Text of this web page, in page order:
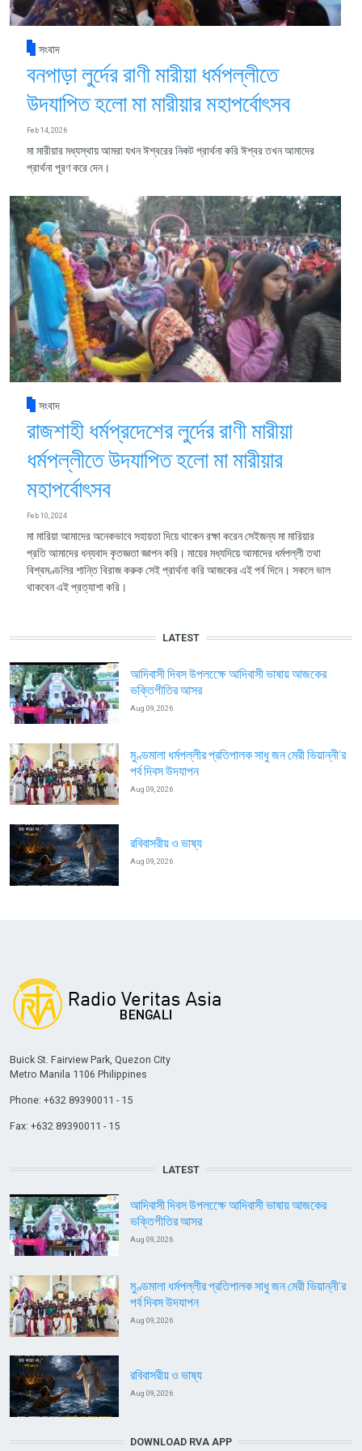
সংবাদ
বনপাড়া লুর্দের রাণী মারীয়া ধর্মপল্লীতে
উদযাপিত হলো মা মারীয়ার মহাপর্বোৎসব
Feb 14, 2026
মা মারীয়ার মধ্যস্থায় আমরা যখন ঈশ্বরের নিকট প্রার্থনা করি ঈশ্বর তখন আমাদের
প্রার্থনা পূরণ করে দেন।
সংবাদ
রাজশাহী ধর্মপ্রদেশের লুর্দের রাণী মারীয়া
ধর্মপল্লীতে উদযাপিত হলো মা মারীয়ার
মহাপর্বোৎসব
Feb 10, 2024
মা মারিয়া আমাদের অনেকভাবে সহায়তা দিয়ে থাকেন রক্ষা করেন সেইজন্য মা মারিয়ার
প্রতি আমাদের ধন্যবাদ কৃতজ্ঞতা জ্ঞাপন করি। মায়ের মধ্যদিয়ে আমাদের ধর্মপল্লী তথা
বিশ্বমণ্ডলির শান্তি বিরাজ করুক সেই প্রার্থনা করি আজকের এই পর্ব দিনে। সকলে ভাল
থাকবেন এই প্রত্যাশা করি।
LATEST
আদিবাসী দিবস উপলক্ষেে আদিবাসী ভাষায় আজকের
ভক্তিগীতির আসর
Aug 09, 2026
মুণ্ডমালা ধর্মপল্লীর প্রতিপালক সাধু জন মেরী ভিয়ান্নী’র
পর্ব দিবস উদযাপন
Aug 09, 2026
রবিবাসরীয় ও ভাষ্য
Aug 09, 2026
Buick St. Fairview Park, Quezon City
Metro Manila 1106 Philippines
Phone: +632 89390011 - 15
Fax: +632 89390011 - 15
LATEST
আদিবাসী দিবস উপলক্ষেে আদিবাসী ভাষায় আজকের
ভক্তিগীতির আসর
Aug 09, 2026
মুণ্ডমালা ধর্মপল্লীর প্রতিপালক সাধু জন মেরী ভিয়ান্নী’র
পর্ব দিবস উদযাপন
Aug 09, 2026
রবিবাসরীয় ও ভাষ্য
Aug 09, 2026
DOWNLOAD RVA APP